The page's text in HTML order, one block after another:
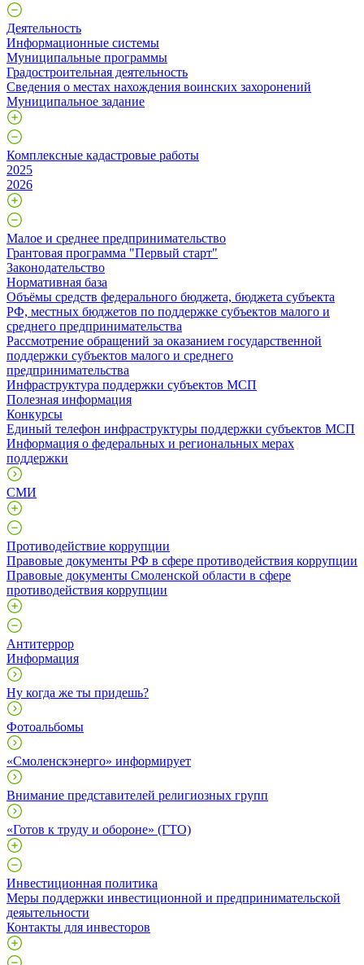
Деятельность
Информационные системы
Муниципальные программы
Градостроительная деятельность
Сведения о местах нахождения воинских захоронений
Муниципальное задание
Комплексные кадастровые работы
2025
2026
Малое и среднее предпринимательство
Грантовая программа "Первый старт"
Законодательство
Нормативная база
Объёмы средств федерального бюджета, бюджета субъекта
РФ, местных бюджетов по поддержке субъектов малого и
среднего предпринимательства
Рассмотрение обращений за оказанием государственной
поддержки субъектов малого и среднего
предпринимательства
Инфраструктура поддержки субъектов МСП
Полезная информация
Конкурсы
Единый телефон инфраструктуры поддержки субъектов МСП
Информация о федеральных и региональных мерах
поддержки
СМИ
Противодействие коррупции
Правовые документы РФ в сфере противодействия коррупции
Правовые документы Смоленской области в сфере
противодействия коррупции
Антитеррор
Информация
Ну когда же ты придешь?
Фотоальбомы
«Смоленскэнерго» информирует
Внимание представителей религиозных групп
«Готов к труду и обороне» (ГТО)
Инвестиционная политика
Меры поддержки инвестиционной и предпринимательской
деяытельности
Контакты для инвесторов